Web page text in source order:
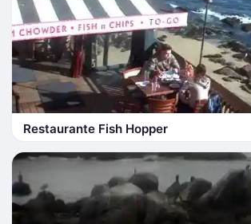
Restaurante Fish Hopper